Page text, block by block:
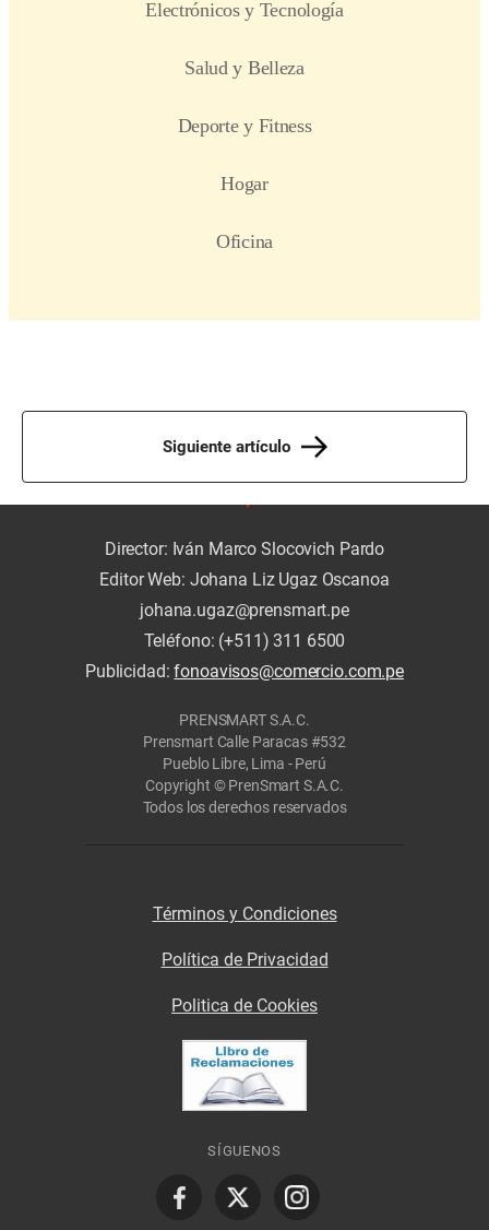
Siguiente artículo
Director: Iván Marco Slocovich Pardo
Editor Web: Johana Liz Ugaz Oscanoa
johana.ugaz@prensmart.pe
Teléfono: (+511) 311 6500
Publicidad:fonoavisos@comercio.com.pe
PRENSMART S.A.C.
Prensmart Calle Paracas #532
Pueblo Libre, Lima - Perú
Copyright © PrenSmart S.A.C.
Todos los derechos reservados
Términos y Condiciones
Política de Privacidad
Politica de Cookies
SÍGUENOS